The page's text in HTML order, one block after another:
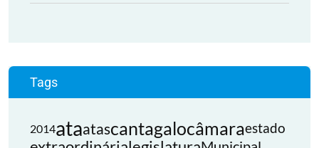
Tags
2014ataatascantagalocâmaraestado